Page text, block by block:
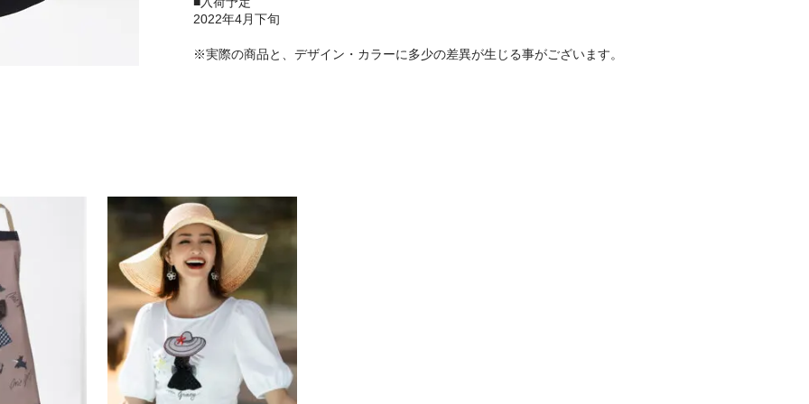
2022年4月下旬
※実際の商品と、デザイン・カラーに多少の差異が生じる事がございます。